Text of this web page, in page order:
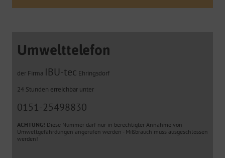
Umwelttelefon
der Firma IBU-tec Ehringsdorf
24 Stunden erreichbar unter
0151-25498830
ACHTUNG! Diese Nummer darf nur in berechtigter Annahme von
Umweltgefährdungen angerufen werden - Mißbrauch muss ausgeschlossen
werden!